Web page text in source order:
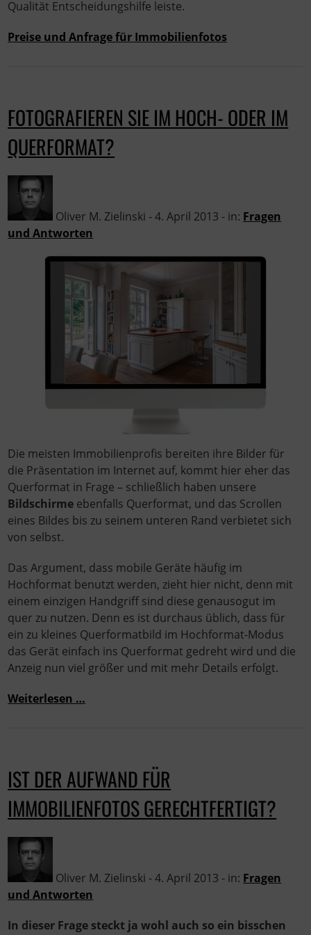
Qualität Entscheidungshilfe leiste.
Preise und Anfrage für Immobilienfotos
FOTOGRAFIEREN SIE IM HOCH- ODER IM
QUERFORMAT?
Oliver M. Zielinski - 4. April 2013 - in: Fragen
und Antworten
Die meisten Immobilienprofis bereiten ihre Bilder für
die Präsentation im Internet auf, kommt hier eher das
Querformat in Frage – schließlich haben unsere
Bildschirme ebenfalls Querformat, und das Scrollen
eines Bildes bis zu seinem unteren Rand verbietet sich
von selbst.
Das Argument, dass mobile Geräte häufig im
Hochformat benutzt werden, zieht hier nicht, denn mit
einem einzigen Handgriff sind diese genausogut im
quer zu nutzen. Denn es ist durchaus üblich, dass für
ein zu kleines Querformatbild im Hochformat-Modus
das Gerät einfach ins Querformat gedreht wird und die
Anzeig nun viel größer und mit mehr Details erfolgt.
Weiterlesen …
IST DER AUFWAND FÜR
IMMOBILIENFOTOS GERECHTFERTIGT?
Oliver M. Zielinski - 4. April 2013 - in: Fragen
und Antworten
In dieser Frage steckt ja wohl auch so ein bisschen